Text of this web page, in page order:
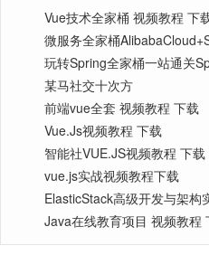
Vue技术全家桶 视频教程 下
微服务全家桶
玩转Spring全家桶一站通关
某马社交十次方
前端vue全套 视频教程 下载
Vue.Js视频教程 下载
智能社VUE.JS视频教程 下载
vue.js实战视频教程下载
ElasticStack高级开发与架构
Java在线教育项目 视频教程